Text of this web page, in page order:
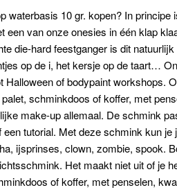
waterbasis 10 gr. kopen? In principe
een van onze onesies in één klap
die-hard feestganger is dit natuurlijk
op de i, het kersje op de taart…
of bodypaint workshops.
schminkdoos of koffer, met
make-up allemaal. De schmink
tutorial. Met deze schmink kun je
ijsprinses, clown, zombie, spook.
Het maakt niet uit of je
of koffer, met penselen,